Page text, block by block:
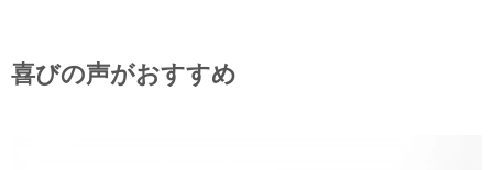
喜びの声がおすすめ